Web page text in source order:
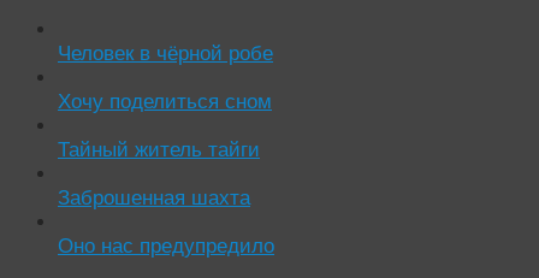
Человек в чёрной робе
Хочу поделиться сном
Тайный житель тайги
Заброшенная шахта
Оно нас предупредило